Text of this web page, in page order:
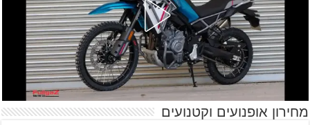
מחירון אופנועים וקטנועים